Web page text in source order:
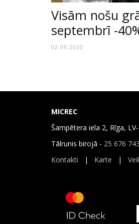
Visām nošu
septembrī -
02.09.2020
MICREC
Šampētera iela 2, Rīga,
Tālrunis birojā - 25 676 743
Kontakti | Karte |